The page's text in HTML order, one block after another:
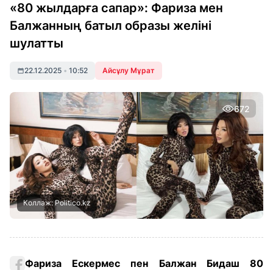
«80 жылдарға сапар»: Фариза мен
Балжанның батыл образы желіні
шулатты
22.12.2025 • 10:52 Айсұлу Мұрат
672
Коллаж: Politico.kz
Фариза Ескермес пен Балжан Бидаш 80